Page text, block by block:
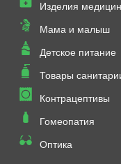
Изделия
Мама и малыш
Детское питание
Товары
Контрацептивы
Гомеопатия
Оптика